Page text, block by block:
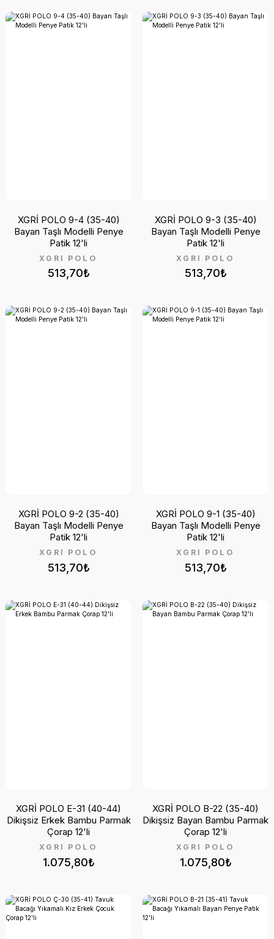
513,70₺
XGRİ POLO
XGRİ POLO 9-4 (35-40)
Bayan Taşlı Modelli Penye
Patik 12'li
513,70₺
XGRİ POLO
XGRİ POLO 9-3 (35-40)
Bayan Taşlı Modelli Penye
Patik 12'li
513,70₺
XGRİ POLO
XGRİ POLO 9-2 (35-40)
Bayan Taşlı Modelli Penye
Patik 12'li
513,70₺
XGRİ POLO
XGRİ POLO 9-1 (35-40)
Bayan Taşlı Modelli Penye
Patik 12'li
1.075,80₺
XGRİ POLO
XGRİ POLO E-31 (40-44)
Dikişsiz Erkek Bambu Parmak
Çorap 12'li
1.075,80₺
XGRİ POLO
XGRİ POLO B-22 (35-40)
Dikişsiz Bayan Bambu Parmak
Çorap 12'li